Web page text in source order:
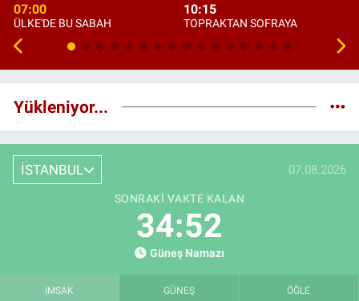
07:00
ÜLKE'DE BU SABAH
10:15
TOPRAKTAN SOFRAYA
Yükleniyor...
İSTANBUL 07.08.2026
SONRAKI VAKTE KALAN
34:51
Güneş Namazı
İMSAK GÜNEŞ ÖĞLE